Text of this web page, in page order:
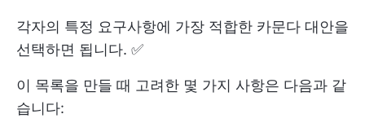
각자의 특정 요구사항에 가장 적합한 카문다 대안을
선택하면 됩니다. ✅
이 목록을 만들 때 고려한 몇 가지 사항은 다음과 같
습니다: